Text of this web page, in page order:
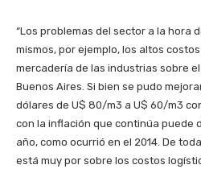
“Los problemas del sector a la hora
mismos, por ejemplo, los altos
mercadería de las industrias sobre
Buenos Aires. Si bien se pudo
dólares de U$ 80/m3 a U$ 60/m3
con la inflación que continúa puede
año, como ocurrió en el 2014. De
está muy por sobre los costos